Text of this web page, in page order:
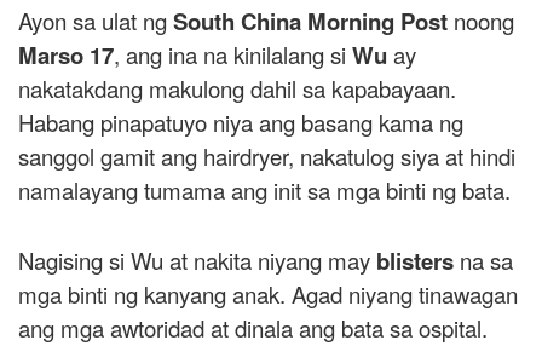
Ayon sa ulat ngSouth China Morning Post noong
Marso 17, ang ina na kinilalang si Wu ay
nakatakdang makulong dahil sa kapabayaan.
Habang pinapatuyo niya ang basang kama ng
sanggol gamit ang hairdryer, nakatulog siya at hindi
namalayang tumama ang init sa mga binti ng bata.
Nagising si Wu at nakita niyang may blisters na sa
mga binti ng kanyang anak. Agad niyang tinawagan
ang mga awtoridad at dinala ang bata sa ospital.